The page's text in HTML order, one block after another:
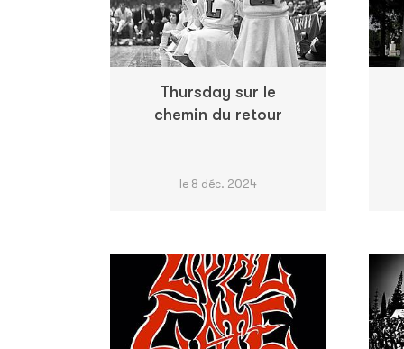
Thursday sur le
chemin du retour
le 8 déc. 2024